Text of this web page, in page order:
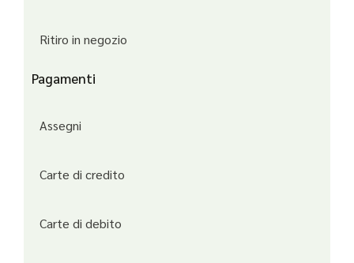
Ritiro in negozio
Pagamenti
Assegni
Carte di credito
Carte di debito